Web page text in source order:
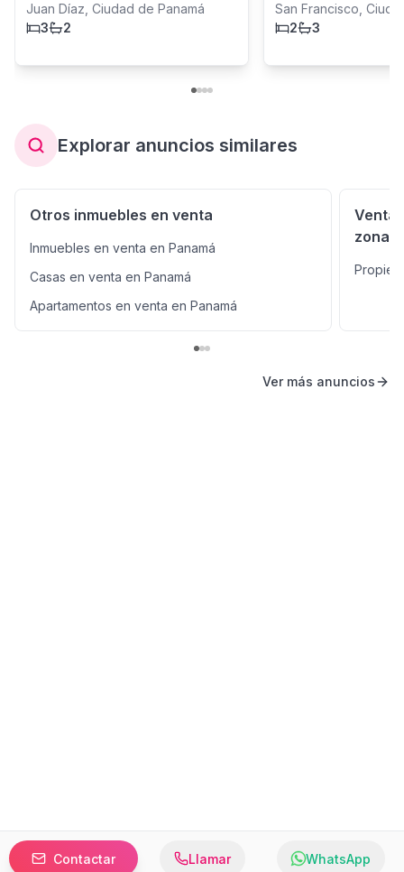
Contactar Llamar WhatsApp
Juan Díaz, Ciudad de Panamá
3
2
San Francisco,
2
3
Explorar anuncios similares
Otros inmuebles en venta
Inmuebles en venta en Panamá
Casas en venta en Panamá
Apartamentos en venta en Panamá
Venta
zonas
Ver más anuncios